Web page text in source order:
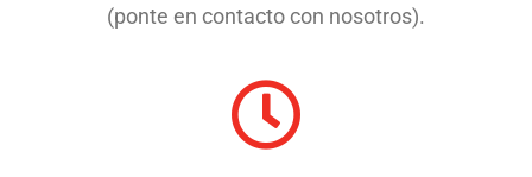
(ponte en contacto con nosotros).